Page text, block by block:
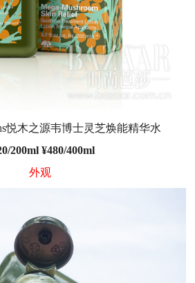
悦木之源韦博士灵芝焕能精华水
200ml¥480/400ml
外观